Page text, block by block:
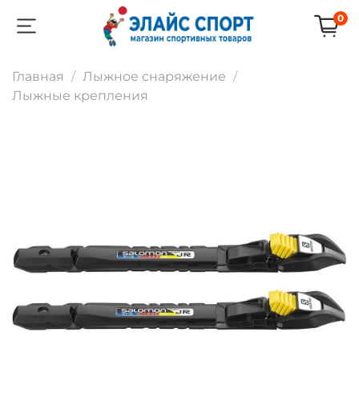
0
Главная
Лыжное снаряжение
Лыжные крепления